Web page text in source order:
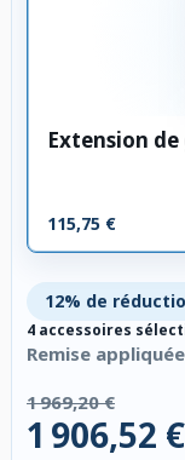
Extension
115,75 €
12% de
4 accessoires
Remise
1 969,20 €
1 906,52 €